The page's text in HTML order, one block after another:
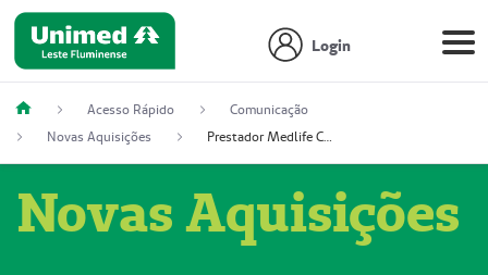
Login
Acesso Rápido
Comunicação
Novas Aquisições
Prestador Medlife Consultas e Diagnósticos (51004334-2)
Novas Aquisições